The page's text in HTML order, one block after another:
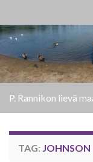
P. Rannikon lievä
TAG: JOHNSON